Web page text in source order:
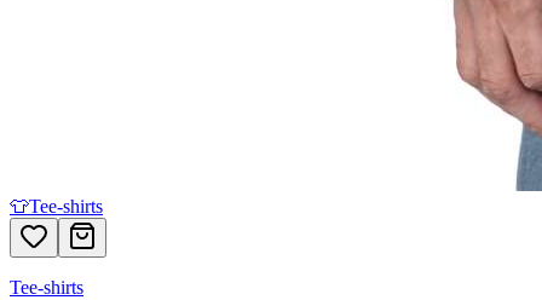
👕Tee-shirts
Tee-shirts